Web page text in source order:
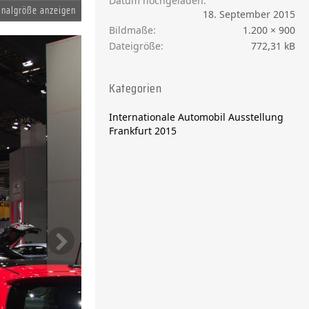
anzeigen
18. September 2015
Bildmaße
1.200 × 900
Dateigröße
772,31 kB
Kategorien
Internationale Automobil Ausstellung
Frankfurt 2015